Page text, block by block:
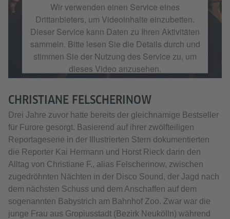
Wir verwenden einen Service eines
Drittanbieters, um Videoinhalte einzubetten.
Dieser Service kann Daten zu Ihren Aktivitäten
sammeln. Bitte lesen Sie die Details durch und
stimmen Sie der Nutzung des Service zu, um
dieses Video anzusehen.
Mehr Informationen
Akzeptieren
CHRISTIANE FELSCHERINOW
Drei Jahre zuvor hatte bereits der gleichnamige Bestseller
für Furore gesorgt. Basierend auf ihrer zwölfteiligen
Reportageserie in der Illustrierten Stern dokumentierten
die Reporter Kai Hermann und Horst Rieck darin den
Alltag von Christiane F., alias Felscherinow, zwischen
zugedröhnten Nächten in der Disco Sound, der Jagd nach
dem nächsten Schuss und dem Anschaffen auf dem
sogenannten Babystrich am Bahnhof Zoo. Zwar war die
junge Frau aus Gropiusstadt (Bezirk Neukölln) während